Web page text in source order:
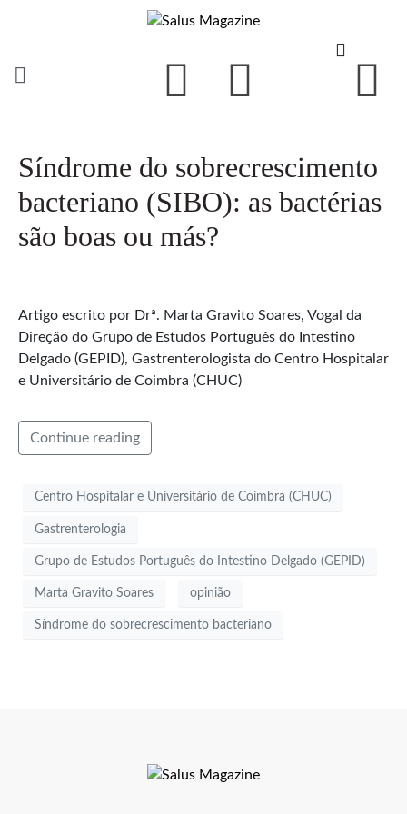
Síndrome do sobrecrescimento
bacteriano (SIBO): as bactérias
são boas ou más?
Artigo escrito por Drª. Marta Gravito Soares, Vogal da
Direção do Grupo de Estudos Português do Intestino
Delgado (GEPID), Gastrenterologista do Centro Hospitalar
e Universitário de Coimbra (CHUC)
Continue reading
Centro Hospitalar e Universitário de Coimbra (CHUC)
Gastrenterologia
Grupo de Estudos Português do Intestino Delgado (GEPID)
Marta Gravito Soares opinião
Síndrome do sobrecrescimento bacteriano